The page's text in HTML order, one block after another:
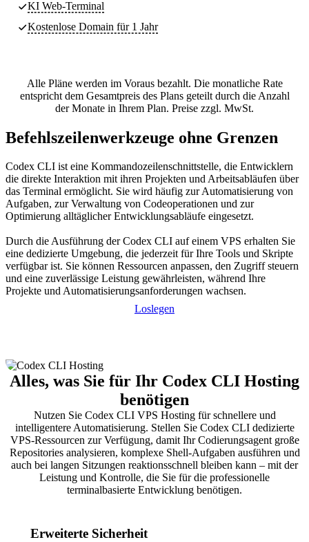
KI Web-Terminal
Kostenlose Domain für 1 Jahr
Alle Pläne werden im Voraus bezahlt. Die monatliche Rate
entspricht dem Gesamtpreis des Plans geteilt durch die Anzahl
der Monate in Ihrem Plan. Preise zzgl. MwSt.
Befehlszeilenwerkzeuge ohne Grenzen
Codex CLI ist eine Kommandozeilenschnittstelle, die Entwicklern
die direkte Interaktion mit ihren Projekten und Arbeitsabläufen über
das Terminal ermöglicht. Sie wird häufig zur Automatisierung von
Aufgaben, zur Verwaltung von Codeoperationen und zur
Optimierung alltäglicher Entwicklungsabläufe eingesetzt.
Durch die Ausführung der Codex CLI auf einem VPS erhalten Sie
eine dedizierte Umgebung, die jederzeit für Ihre Tools und Skripte
verfügbar ist. Sie können Ressourcen anpassen, den Zugriff steuern
und eine zuverlässige Leistung gewährleisten, während Ihre
Projekte und Automatisierungsanforderungen wachsen.
Loslegen
Alles, was Sie für Ihr Codex CLI Hosting
benötigen
Nutzen Sie Codex CLI VPS Hosting für schnellere und
intelligentere Automatisierung. Stellen Sie Codex CLI dedizierte
VPS-Ressourcen zur Verfügung, damit Ihr Codierungsagent große
Repositories analysieren, komplexe Shell-Aufgaben ausführen und
auch bei langen Sitzungen reaktionsschnell bleiben kann – mit der
Leistung und Kontrolle, die Sie für die professionelle
terminalbasierte Entwicklung benötigen.
Erweiterte Sicherheit